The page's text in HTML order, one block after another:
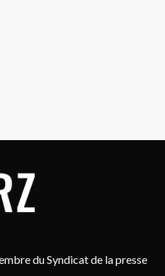
du Syndicat de la presse